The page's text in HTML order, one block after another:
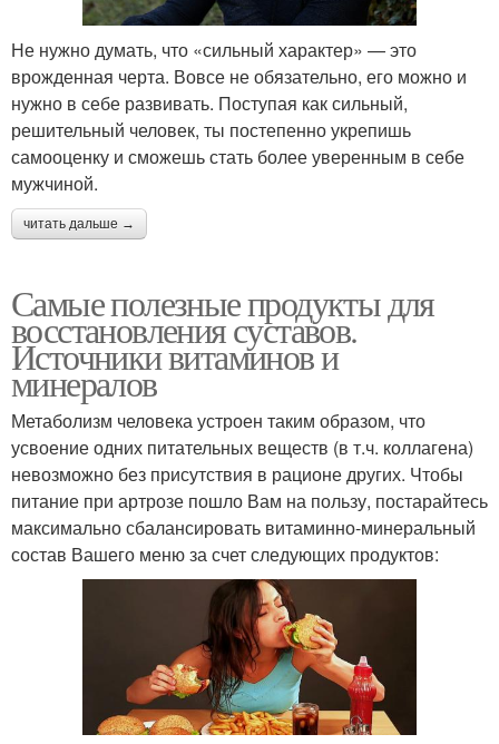
Не нужно думать, что «сильный характер» — это
врожденная черта. Вовсе не обязательно, его можно и
нужно в себе развивать. Поступая как сильный,
решительный человек, ты постепенно укрепишь
самооценку и сможешь стать более уверенным в себе
мужчиной.
читать дальше →
Самые полезные продукты для
восстановления суставов.
Источники витаминов и
минералов
Метаболизм человека устроен таким образом, что
усвоение одних питательных веществ (в т.ч. коллагена)
невозможно без присутствия в рационе других. Чтобы
питание при артрозе пошло Вам на пользу, постарайтесь
максимально сбалансировать витаминно-минеральный
состав Вашего меню за счет следующих продуктов: